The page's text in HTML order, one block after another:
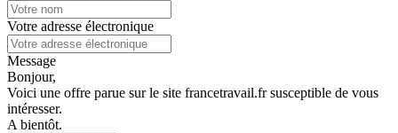
Votre adresse électronique
Message
Bonjour,
Voici une offre parue sur le site francetravail.fr susceptible de vous
intéresser.
A bientôt.